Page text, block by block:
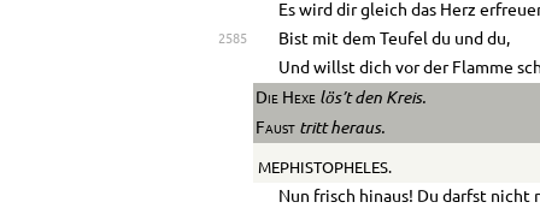
Es wird dir gleich das Herz
2585
Bist mit dem Teufel du und du,
Und willst dich vor der Flamme
Die Hexe lös’t den Kreis.
Fausttritt heraus.
MEPHISTOPHELES.
Nun frisch hinaus! Du darfst nicht